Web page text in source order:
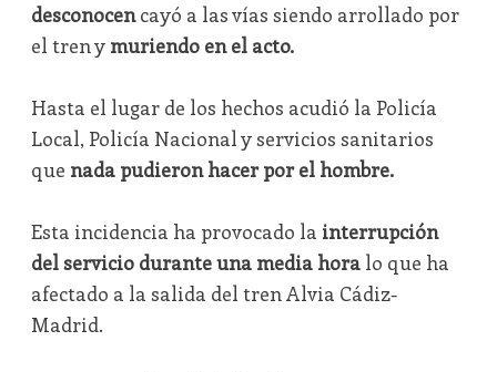
desconocencayó a las vías siendo arrollado por
el tren y muriendo en el acto.
Hasta el lugar de los hechos acudió la Policía
Local, Policía Nacional y servicios sanitarios
que nada pudieron hacer por el hombre.
Esta incidencia ha provocado la interrupción
del servicio durante una media horalo que ha
afectado a la salida del tren Alvia Cádiz-
Madrid.